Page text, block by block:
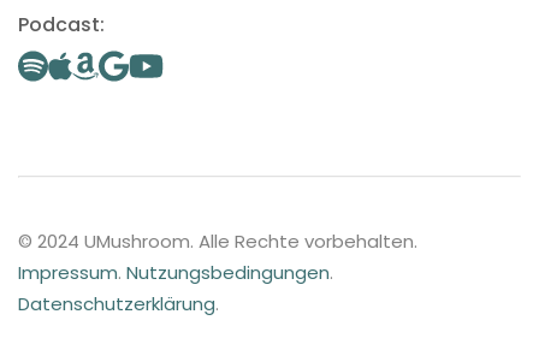
Podcast:
© 2024 UMushroom. Alle Rechte vorbehalten.
Impressum. Nutzungsbedingungen.
Datenschutzerklärung.